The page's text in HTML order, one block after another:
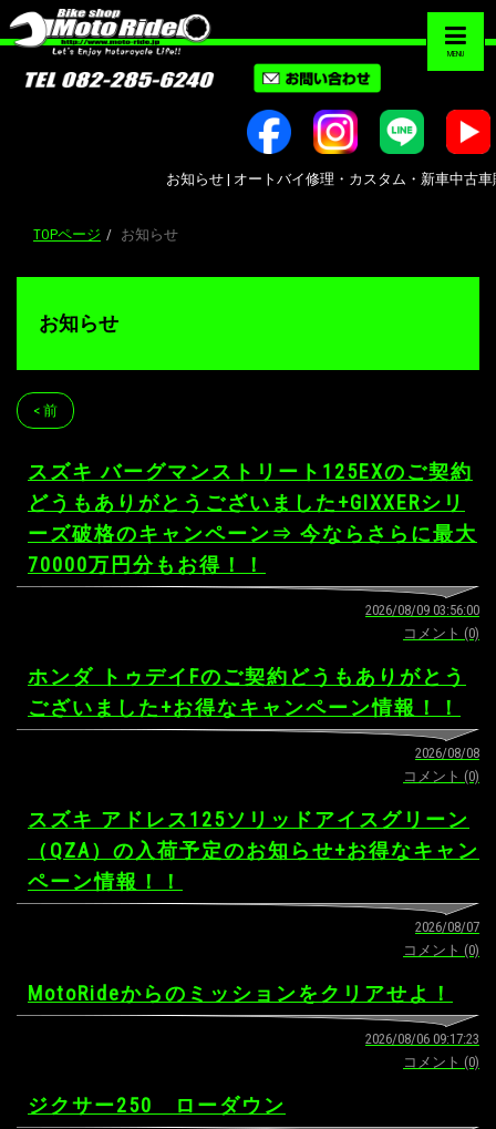
MENU
お知らせ | オートバイ修理・カスタム・新車中古車
TOPページ お知らせ
お知らせ
< 前
スズキ バーグマンストリート125EXのご契約
どうもありがとうございました+GIXXERシリ
ーズ破格のキャンペーン⇒ 今ならさらに最大
70000万円分もお得！！
2026/08/09 03:56:00
コメント (0)
ホンダ トゥデイFのご契約どうもありがとう
ございました+お得なキャンペーン情報！！
2026/08/08
コメント (0)
スズキ アドレス125ソリッドアイスグリーン
（QZA）の入荷予定のお知らせ+お得なキャン
ペーン情報！！
2026/08/07
コメント (0)
MotoRideからのミッションをクリアせよ！
2026/08/06 09:17:23
コメント (0)
ジクサー250 ローダウン